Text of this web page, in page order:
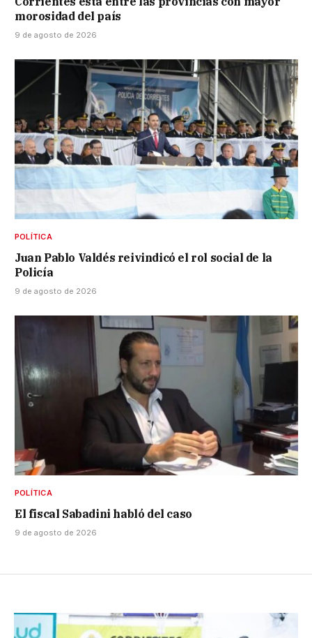
morosidad del país
9 de agosto de 2026
POLÍTICA
Juan Pablo Valdés reivindicó el rol social de la
Policía
9 de agosto de 2026
POLÍTICA
El fiscal Sabadini habló del caso
9 de agosto de 2026